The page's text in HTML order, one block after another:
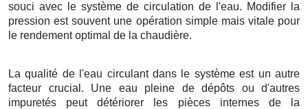
souci avec le système de circulation de l'eau. Modifier la
pression est souvent une opération simple mais vitale pour
le rendement optimal de la chaudière.
La qualité de l'eau circulant dans le système est un autre
facteur crucial. Une eau pleine de dépôts ou d'autres
impuretés peut détériorer les pièces internes de la